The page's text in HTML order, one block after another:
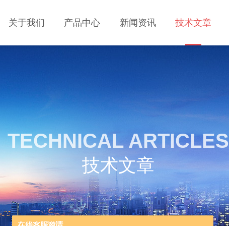
关于我们 产品中心 新闻资讯 技术文章
TECHNICAL ARTICLES
技术文章